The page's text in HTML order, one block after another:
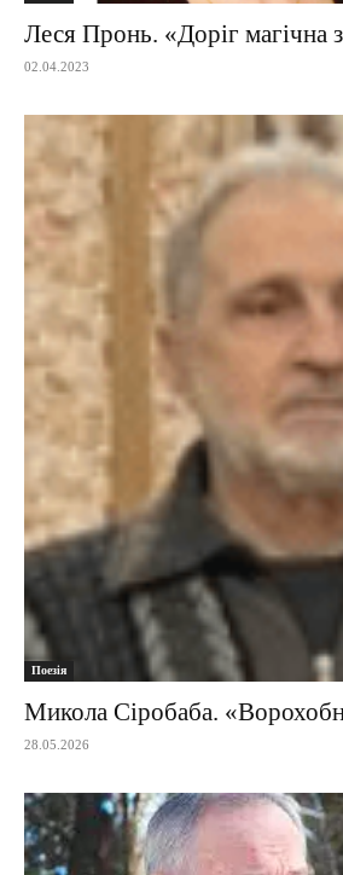
Леся Пронь. «Доріг магічна
02.04.2023
Поезія
Микола Сіробаба.
28.05.2026